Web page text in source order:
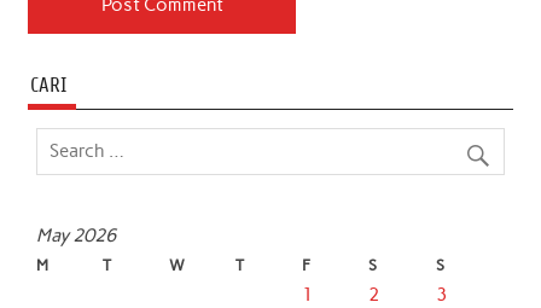
CARI
May 2026
M T W T F S S
1 2
3